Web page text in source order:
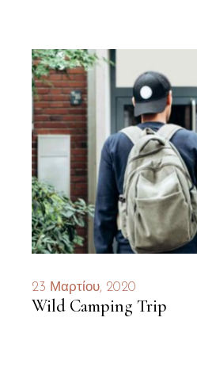
23 Μαρτίου, 2020
Wild Camping Trip